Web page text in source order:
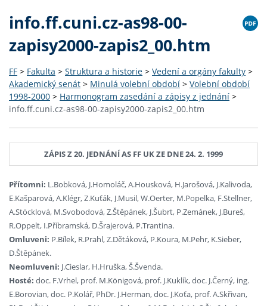
info.ff.cuni.cz-as98-00-
zapisy2000-zapis2_00.htm
FF > Fakulta > Struktura a historie > Vedení a orgány fakulty >
Akademický senát > Minulá volební období > Volební období
1998-2000 > Harmonogram zasedání a zápisy z jednání >
info.ff.cuni.cz-as98-00-zapisy2000-zapis2_00.htm
ZÁPIS Z 20. JEDNÁNÍ AS FF UK ZE DNE 24. 2. 1999
Přítomni: L.Bobková, J.Homoláč, A.Housková, H.Jarošová, J.Kalivoda,
E.Kašparová, A.Klégr, Z.Kuťák, J.Musil, W.Oerter, M.Popelka, F.Stellner,
A.Stöcklová, M.Svobodová, Z.Štěpánek, J.Šubrt, P.Zemánek, J.Bureš,
R.Oppelt, I.Příbramská, D.Šrajerová, P.Trantina.
Omluveni: P.Bílek, R.Prahl, Z.Dětáková, P.Koura, M.Pehr, K.Sieber,
D.Štěpánek.
Neomluveni: J.Cieslar, H.Hruška, Š.Švenda.
Hosté: doc. F.Vrhel, prof. M.Königová, prof. J.Kuklík, doc. J.Černý, ing.
E.Borovian, doc. P.Kolář, PhDr. J.Herman, doc. J.Koťa, prof. A.Skřivan,